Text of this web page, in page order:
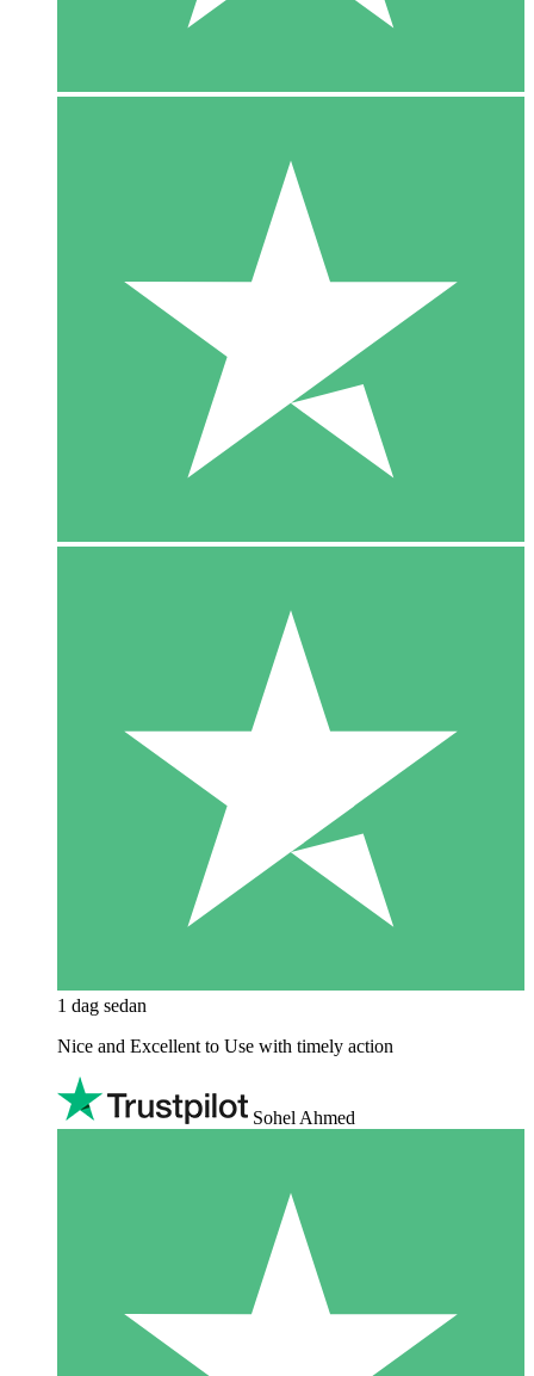
1 dag sedan
Nice and Excellent to Use with timely action
Sohel Ahmed